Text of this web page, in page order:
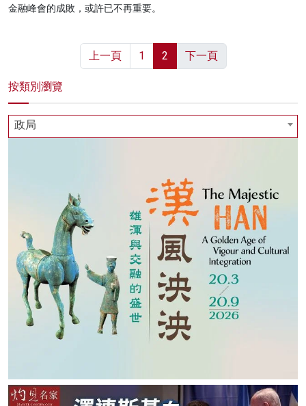
金融峰會的成敗，或許已不再重要。
上一頁 1 2 下一頁
按類別瀏覽
政局